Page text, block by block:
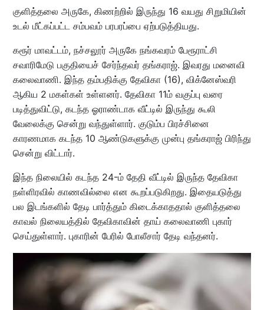
குளித்தலை அருகே, கிணற்றில் இருந்து 16 வயது சிறுமியின்
உடல் மீட்கப்பட்ட சம்பவம் பரபரப்பை ஏற்படுத்தியது.
கரூர் மாவட்டம், நச்சலூர் அருகே நங்கவரம் பேரூராட்சி
சவாரிமேடு பகுதியைச் சேர்ந்தவர் தங்கராஜ். இவரது மனைவி
கலைவாணி. இந்த தம்பதிக்கு தேவிகா (16), விக்னேஸ்வரி
ஆகிய 2 மகள்கள் உள்ளனர். தேவிகா 11ம் வகுப்பு வரை
படித்துவிட்டு, கடந்த ஓராண்டாக வீட்டில் இருந்து கூலி
வேலைக்கு சென்று வந்துள்ளார். குடும்ப பிரச்சினை
காரணமாக கடந்த 10 ஆண்டுகளுக்கு முன்பு தங்கராஜ் பிரிந்து
சென்று விட்டார்.
இந்த நிலையில் கடந்த 24-ம் தேதி வீட்டில் இருந்த தேவிகா
நள்ளிரவில் காணவில்லை என கூறப்படுகிறது. இதையடுத்து
பல இடங்களில் தேடி பார்த்தும் கிடைக்காததால் குளித்தலை
காவல் நிலையத்தில் தேவிகாவின் தாய் கலைவாணி புகார்
செய்துள்ளார். புகாரின் பேரில் போலீசார் தேடி வந்தனர்.